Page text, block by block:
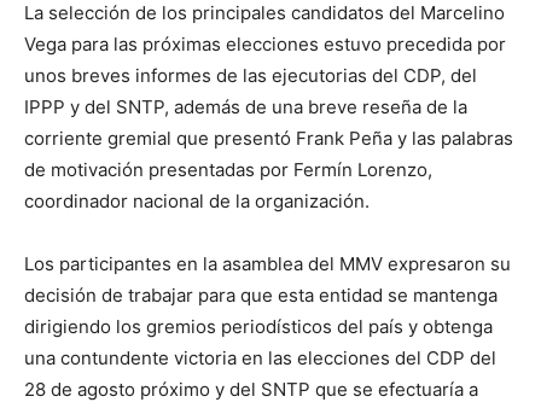
La selección de los principales candidatos del Marcelino
Vega para las próximas elecciones estuvo precedida por
unos breves informes de las ejecutorias del CDP, del
IPPP y del SNTP, además de una breve reseña de la
corriente gremial que presentó Frank Peña y las palabras
de motivación presentadas por Fermín Lorenzo,
coordinador nacional de la organización.
Los participantes en la asamblea del MMV expresaron su
decisión de trabajar para que esta entidad se mantenga
dirigiendo los gremios periodísticos del país y obtenga
una contundente victoria en las elecciones del CDP del
28 de agosto próximo y del SNTP que se efectuaría a